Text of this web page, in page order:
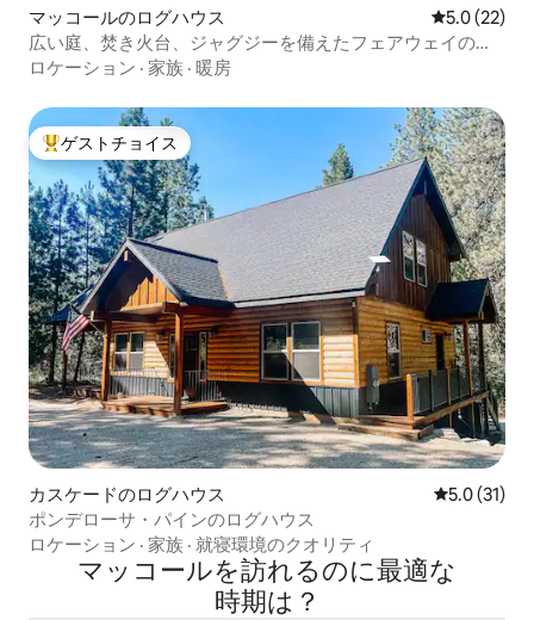
マッコールのログハウス レビュー22
5.0 (22)
広い庭、焚き火台、ジャグジーを備えたフェアウェイのキ
ャビン
ロケーション · 家族 · 暖房
大好評のゲストチョイスです。
ゲストチョイス
カスケードのログハウス レビュー31
5.0 (31)
ポンデローサ・パインのログハウス
ロケーション · 家族 · 就寝環境のクオリティ
マッコールを訪⁠れ⁠るの⁠に最⁠適⁠な
時⁠期⁠は⁠？